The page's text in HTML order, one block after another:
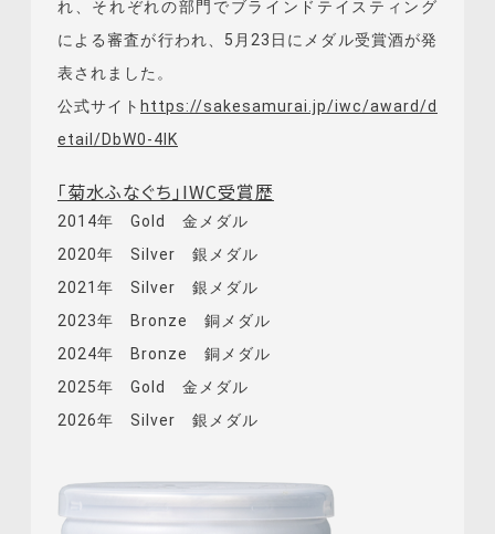
れ、それぞれの部門でブラインドテイスティング
による審査が行われ、5月23日にメダル受賞酒が発
表されました。
公式サイト https://sakesamurai.jp/iwc/award/d
etail/DbW0-4lK
「菊水ふなぐち」IWC受賞歴
2014年 Gold 金メダル
2020年 Silver 銀メダル
2021年 Silver 銀メダル
2023年 Bronze 銅メダル
2024年 Bronze 銅メダル
2025年 Gold 金メダル
2026年 Silver 銀メダル